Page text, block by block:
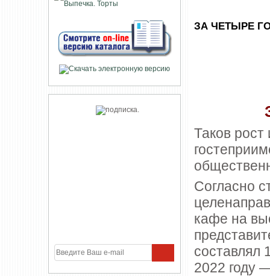
ЗА ЧЕТЫРЕ
Таков
Согласно
кафе на
составлял
2022 году